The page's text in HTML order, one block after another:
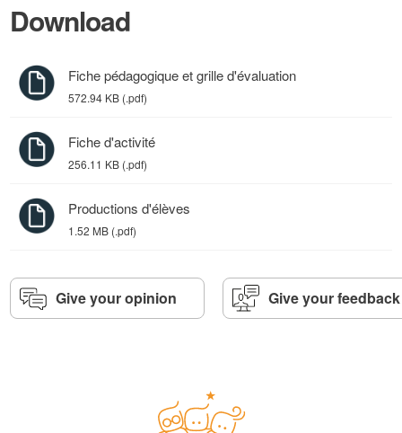
Download
Fiche pédagogique et grille d'évaluation
572.94 KB (.pdf)
Fiche d'activité
256.11 KB (.pdf)
Productions d'élèves
1.52 MB (.pdf)
Give your opinion Give your feedback